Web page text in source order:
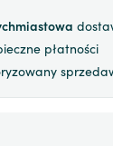
płatności